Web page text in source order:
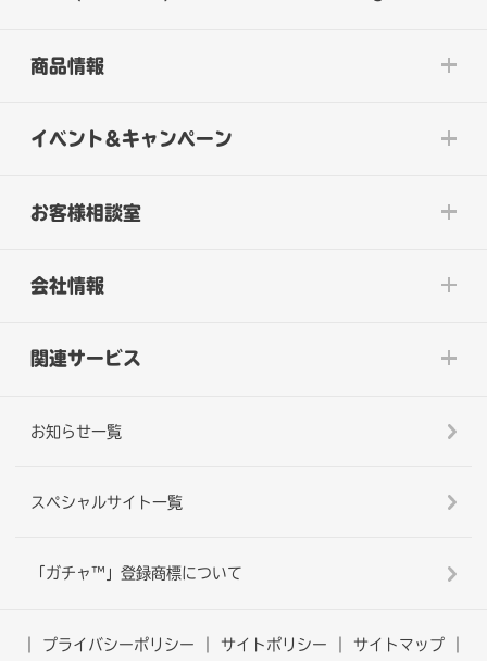
商品情報
イベント&キャンペーン
お客様相談室
会社情報
関連サービス
お知らせ一覧
スペシャルサイト一覧
「ガチャ™」登録商標について
プライバシーポリシー サイトポリシー サイトマップ